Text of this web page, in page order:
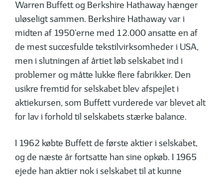
Warren Buffett og Berkshire Hathaway hænger
uløseligt sammen. Berkshire Hathaway var i
midten af 1950’erne med 12.000 ansatte en af
de mest succesfulde tekstilvirksomheder i USA,
men i slutningen af årtiet løb selskabet ind i
problemer og måtte lukke flere fabrikker. Den
usikre fremtid for selskabet blev afspejlet i
aktiekursen, som Buffett vurderede var blevet alt
for lav i forhold til selskabets stærke balance.
I 1962 købte Buffett de første aktier i selskabet,
og de næste år fortsatte han sine opkøb. I 1965
ejede han aktier nok i selskabet til at kunne